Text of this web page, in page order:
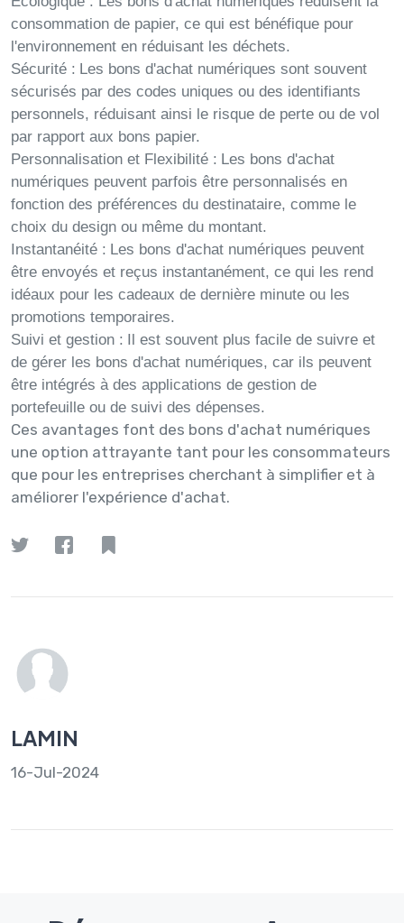
consommation de papier, ce qui est bénéfique pour
l'environnement en réduisant les déchets.
Sécurité : Les bons d'achat numériques sont souvent
sécurisés par des codes uniques ou des identifiants
personnels, réduisant ainsi le risque de perte ou de vol
par rapport aux bons papier.
Personnalisation et Flexibilité : Les bons d'achat
numériques peuvent parfois être personnalisés en
fonction des préférences du destinataire, comme le
choix du design ou même du montant.
Instantanéité : Les bons d'achat numériques peuvent
être envoyés et reçus instantanément, ce qui les rend
idéaux pour les cadeaux de dernière minute ou les
promotions temporaires.
Suivi et gestion : Il est souvent plus facile de suivre et
de gérer les bons d'achat numériques, car ils peuvent
être intégrés à des applications de gestion de
portefeuille ou de suivi des dépenses.
Ces avantages font des bons d'achat numériques
une option attrayante tant pour les consommateurs
que pour les entreprises cherchant à simplifier et à
améliorer l'expérience d'achat.
LAMIN
16-Jul-2024